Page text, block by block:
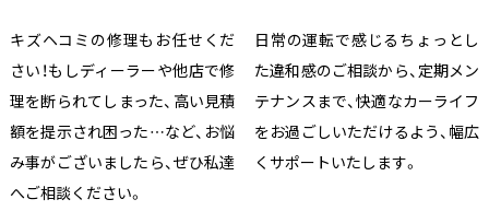
キズヘコミの修理もお任せくだ
さい！もしディーラーや他店で修
理を断られてしまった、高い見積
額を提示され困った…など、お悩
み事がございましたら、ぜひ私達
へご相談ください。
日常の運転で感じるちょっとし
た違和感のご相談から、定期メン
テナンスまで、快適なカーライフ
をお過ごしいただけるよう、幅広
くサポートいたします。